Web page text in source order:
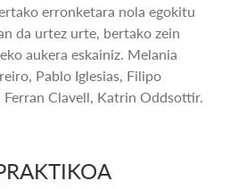
erronketara nola egokitu
da urtez urte, bertako zein
aukera eskainiz. Melania
Pablo Iglesias, Filipo
Clavell, Katrin Oddsottir.